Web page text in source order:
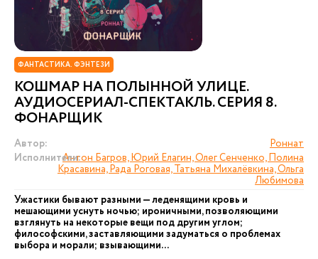
ФАНТАСТИКА. ФЭНТЕЗИ
КОШМАР НА ПОЛЫННОЙ УЛИЦЕ.
АУДИОСЕРИАЛ-СПЕКТАКЛЬ. СЕРИЯ 8.
ФОНАРЩИК
Автор:
Роннат
Исполнители:Антон Багров, Юрий Елагин, Олег Сенченко, Полина
Красавина, Рада Роговая, Татьяна Михалёвкина, Ольга
Любимова
Ужастики бывают разными — леденящими кровь и
мешающими уснуть ночью; ироничными, позволяющими
взглянуть на некоторые вещи под другим углом;
философскими, заставляющими задуматься о проблемах
выбора и морали; взывающими...